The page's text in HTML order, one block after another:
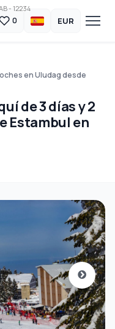
- 12234
0 EUR
en Uludag desde
de 3 días y 2
Estambul en